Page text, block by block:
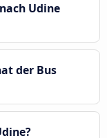
Udine
der Bus